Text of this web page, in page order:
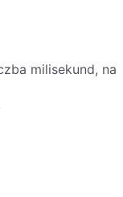
milisekund, na